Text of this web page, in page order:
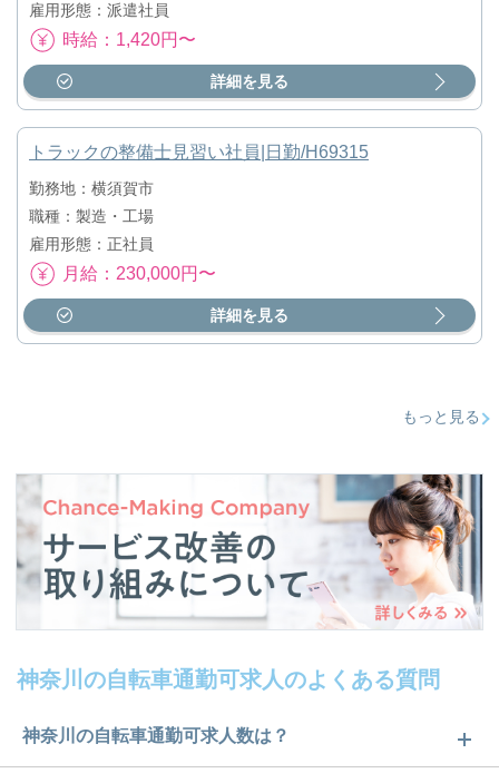
雇用形態：派遣社員
時給：1,420円〜
詳細を見る
トラックの整備士見習い社員|日勤/H69315
勤務地：横須賀市
職種：製造・工場
雇用形態：正社員
月給：230,000円〜
詳細を見る
もっと見る
神奈川の自転車通勤可求人のよくある質問
神奈川の自転車通勤可求人数は？